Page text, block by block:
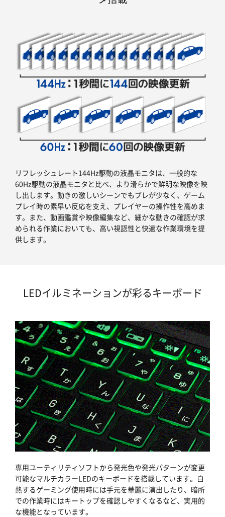
リフレッシュレート144Hz駆動の液晶モニタは、一般的な
60Hz駆動の液晶モニタと比べ、より滑らかで鮮明な映像を映
し出します。動きの激しいシーンでもブレが少なく、ゲーム
プレイ時の素早い反応を支え、プレイヤーの操作性を高めま
す。また、動画鑑賞や映像編集など、細かな動きの確認が求
められる作業においても、高い視認性と快適な作業環境を提
供します。
LEDイルミネーションが彩るキーボード
専用ユーティリティソフトから発光色や発光パターンが変更
可能なマルチカラーLEDのキーボードを搭載しています。白
熱するゲーミング使用時には手元を華麗に演出したり、暗所
での作業時にはキートップを確認しやすくなるなど、実用的
な機能となっています。